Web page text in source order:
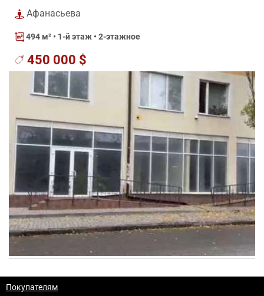
Афанасьева
494 м² • 1-й этаж • 2-этажное
450 000 $
Покупателям